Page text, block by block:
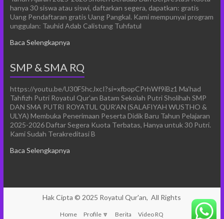
hanya 30 siswa atau siswi, daftarkan segera, dapatkan: gratis
Uang Pendaftaran gratis Uang Pangkal. Kami mempunyai program
unggulan: Tauhid Adab Calistung Tuhfatul
Baca Selengkapnya
SMP & SMA RQ
https://youtu.be/U30F5hcJxcI?si=xfbopCPrhWf9iBz1 Ma’had
Tahfizh Putri Royatul Qur’an Batam Sekolah Putri Sholihah SMP
DAN SMA PUTRI ROYATUL QUR’AN (SALAFIYAH WUSTHO &
ULYA) Membuka Penerimaan Peserta Didik Baru Tahun Pelajaran
2025-2026 Daftar Segera Kuota Terbatas, Hanya untuk 30 Putri.
Kami Sudah Terakreditasi B
Baca Selengkapnya
Hak Cipta © 2025 Royatul Qur'an, All Rights
Home Profile 🔽 Berita Video RQ